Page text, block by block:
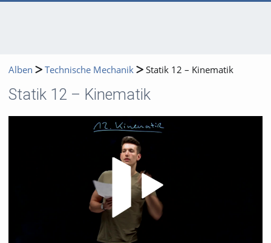
Alben Technische Mechanik Statik 12 – Kinematik
Statik 12 – Kinematik